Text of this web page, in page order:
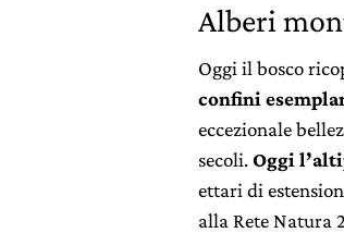
Alberi
Oggi il bosco
confini
eccezionale
secoli.Oggi
ettari di
alla Rete Natura